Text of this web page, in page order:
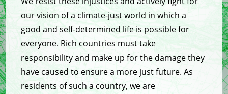
our vision of a climate-just world in which a
good and self-determined life is possible for
everyone. Rich countries must take
responsibility and make up for the damage they
have caused to ensure a more just future. As
residents of such a country, we are